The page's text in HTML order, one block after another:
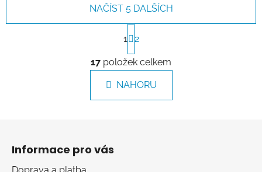
O
v
l
á
d
NAČÍST 5 DALŠÍCH
S
t
r
á
n
k
1 2
17 položek celkem
NAHORU
Informace pro vás